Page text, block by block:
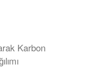
Karbon